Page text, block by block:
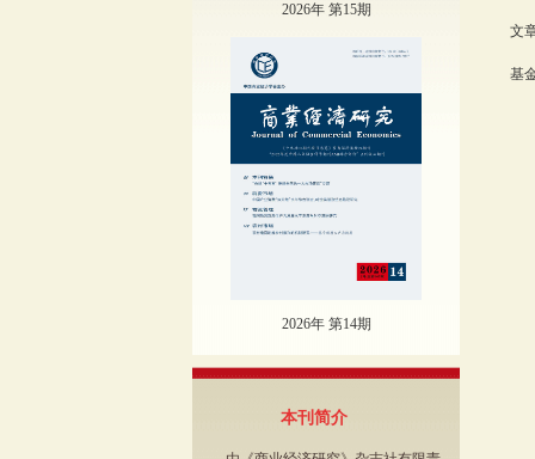
2026年 第15期
2026年 第14期
本刊简介
文
基